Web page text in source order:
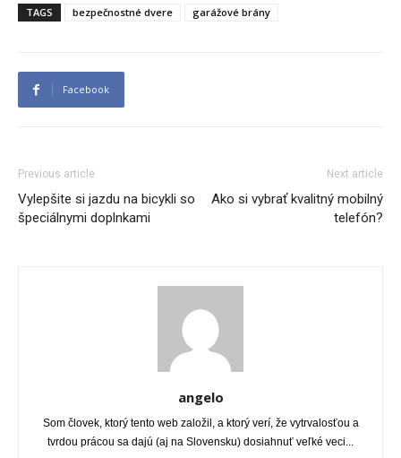
TAGS bezpečnostné dvere garážové brány
Facebook
Previous article
Vylepšite si jazdu na bicykli so
špeciálnymi doplnkami
Next article
Ako si vybrať kvalitný mobilný
telefón?
angelo
Som človek, ktorý tento web založil, a ktorý verí, že vytrvalosťou a
tvrdou prácou sa dajú (aj na Slovensku) dosiahnuť veľké veci...